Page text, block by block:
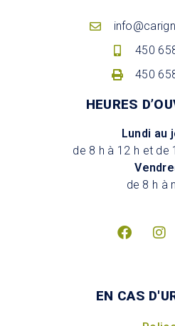
450
450
HEURES
Lundi au
de 8 h à 12 h et de
de 8 h à
EN CAS